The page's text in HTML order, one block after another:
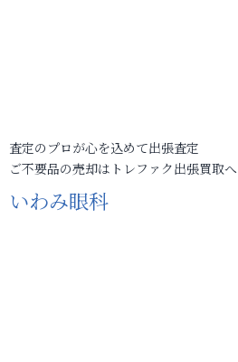
査定のプロが心を込めて出張査定
ご不要品の売却はトレファク出張買取へ
いわみ眼科